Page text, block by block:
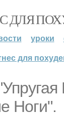
ДЛЯ
уроки
для
Ноги".